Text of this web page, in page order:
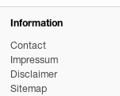
Information
Contact
Impressum
Disclaimer
Sitemap